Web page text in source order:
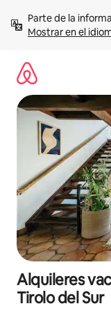
contenidoMostrar en el
Alquileres
Tirolo del Sur